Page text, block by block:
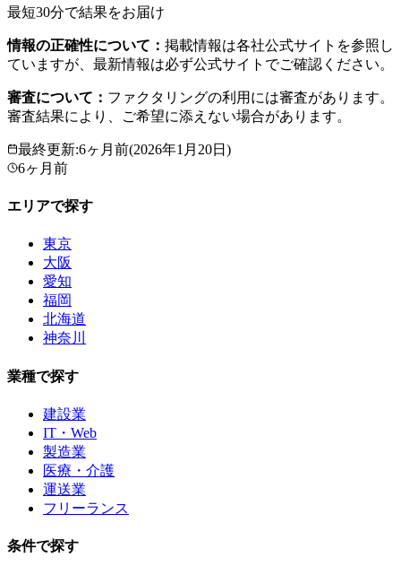
最短30分で結果をお届け
情報の正確性について： 掲載情報は各社公式サイトを参照し
ていますが、最新情報は必ず公式サイトでご確認ください。
審査について： ファクタリングの利用には審査があります。
審査結果により、ご希望に添えない場合があります。
最終更新:6ヶ月前(2026年1月20日 )
6ヶ月前
エリアで探す
東京
大阪
愛知
福岡
北海道
神奈川
業種で探す
建設業
IT・Web
製造業
医療・介護
運送業
フリーランス
条件で探す